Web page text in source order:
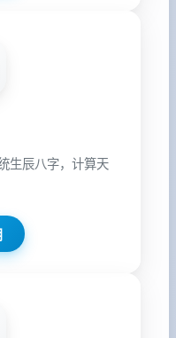
生辰八字，计算天